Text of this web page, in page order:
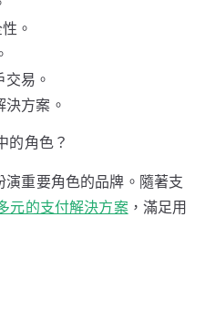
。
易。
方案。
的角色？
重要角色的品牌。隨著支
元的支付解決方案，滿足用